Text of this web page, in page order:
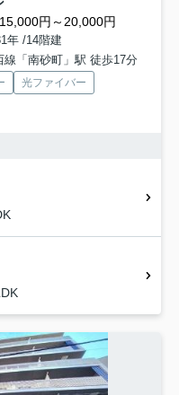
円～20,000円
年 /14階建
線「南砂町」駅 徒歩17分
光ファイバー